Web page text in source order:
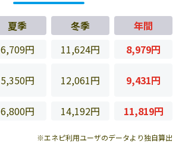
夏季 冬季
年間
6,709円 11,624円
8,979円
5,350円 12,061円 9,431円
6,800円 14,192円 11,819円
※エネピ利用ユーザのデータより独自算出